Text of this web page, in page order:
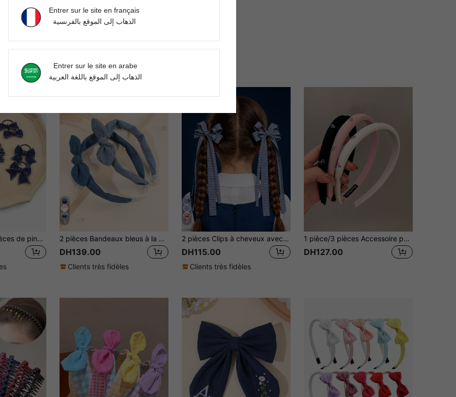
Ensemble de 10 pièces de pinces à cheveux nœud pour enfants, accessoires pour cheveux nœud, élastiques à cheveux, ensemble d'accessoires pour cheveux pour filles, ensemble d'accessoires pour cheveux cadeau 10 pièces, accessoires pour cheveux de rentrée scolaire
5
2 pièces Bandeaux bleus à la mode, Bandeau à nœud mignon pour filles, Accessoires de cheveux vintage, Élégant et simple, Cadeau de vacances, Bandeau, Accessoires de cheveux pour enfants
DH139.00
Clients très fidèles
6
2 pièces Clips à cheveux avec nœud à carreaux bicolores, idéal pour une utilisation quotidienne
DH115.00
Clients très fidèles
1 pièce/3 pièces Accessoire pour cheveux pour filles enfants, serre-tête à couronne haute en tissu éponge de couleur unie avec nœud papillon étroit, pour un usage quotidien
DH127.00
Entrer sur le site en français
الذهاب إلى الموقع بالفرنسية
Entrer sur le site en arabe
الذهاب إلى الموقع باللغة العربية